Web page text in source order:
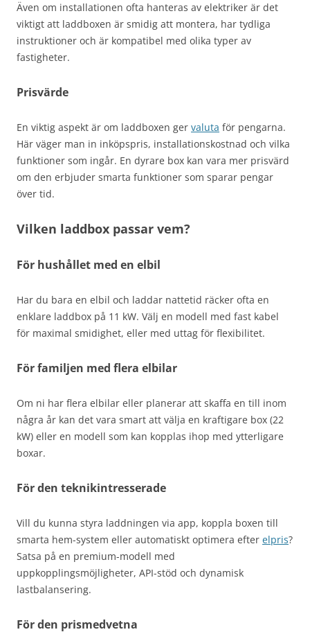
Även om installationen ofta hanteras av elektriker är det
viktigt att laddboxen är smidig att montera, har tydliga
instruktioner och är kompatibel med olika typer av
fastigheter.
Prisvärde
En viktig aspekt är om laddboxen ger valuta för pengarna.
Här väger man in inköpspris, installationskostnad och vilka
funktioner som ingår. En dyrare box kan vara mer prisvärd
om den erbjuder smarta funktioner som sparar pengar
över tid.
Vilken laddbox passar vem?
För hushållet med en elbil
Har du bara en elbil och laddar nattetid räcker ofta en
enklare laddbox på 11 kW. Välj en modell med fast kabel
för maximal smidighet, eller med uttag för flexibilitet.
För familjen med flera elbilar
Om ni har flera elbilar eller planerar att skaffa en till inom
några år kan det vara smart att välja en kraftigare box (22
kW) eller en modell som kan kopplas ihop med ytterligare
boxar.
För den teknikintresserade
Vill du kunna styra laddningen via app, koppla boxen till
smarta hem-system eller automatiskt optimera efter elpris?
Satsa på en premium-modell med
uppkopplingsmöjligheter, API-stöd och dynamisk
lastbalansering.
För den prismedvetna